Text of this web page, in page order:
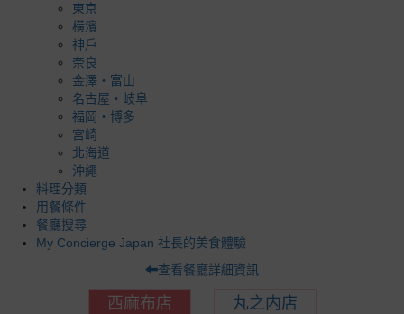
東京
橫濱
神戶
奈良
金澤・富山
名古屋・岐阜
福岡・博多
宮崎
北海道
沖繩
料理分類
用餐條件
餐廳搜尋
My Concierge Japan 社長的美食體驗
查看餐廳詳細資訊
西麻布店 丸之内店